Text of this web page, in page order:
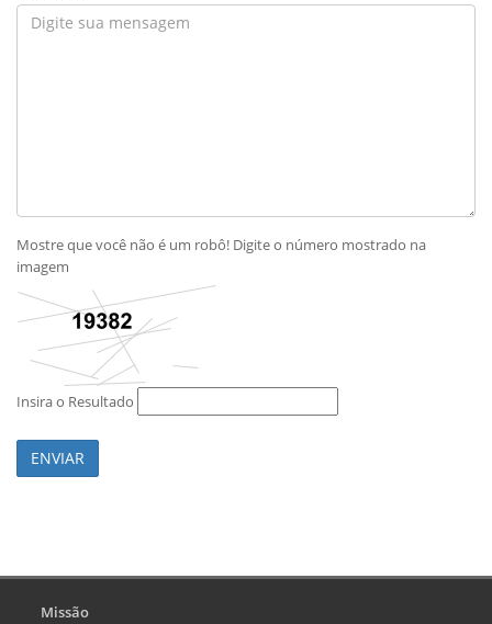
Mostre que você não é um robô! Digite o número mostrado na
imagem
Insira o Resultado
ENVIAR
Missão